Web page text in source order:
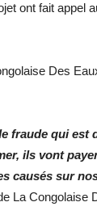
ont fait appel
Des
fraude qui est
ils vont
causés sur
La Congolaise